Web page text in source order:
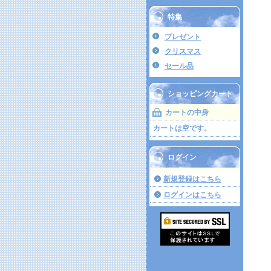
特集
プレゼント
クリスマス
セール品
ショッピングカート
カートの中身
カートは空です。
ログイン
新規登録はこちら
ログインはこちら